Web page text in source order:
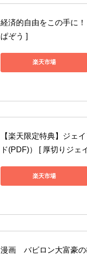
経済的自由をこの手に
ぱぞう ]
楽天市場
【楽天限定特典】ジェ
ド(PDF)） [ 厚切りジェ
楽天市場
漫画　バビロン大富豪